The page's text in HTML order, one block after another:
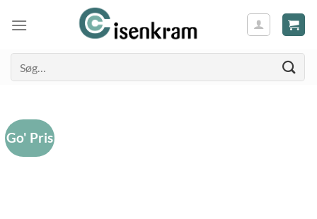
efter:
Go' Pris